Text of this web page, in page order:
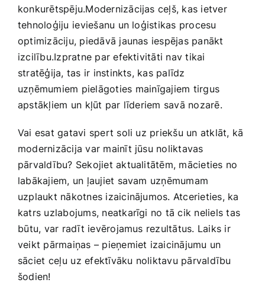
konkurētspēju.Modernizācijas ceļš, kas ietver
tehnoloģiju⁣ ieviešanu un loģistikas procesu
optimizāciju, piedāvā jaunas iespējas panākt
izcilību.Izpratne par efektivitāti nav tikai
stratēģija, tas ir instinkts, kas palīdz
uzņēmumiem pielāgoties⁤ mainīgajiem tirgus
apstākļiem un ⁤kļūt par līderiem savā nozarē.
Vai esat gatavi spert soli uz priekšu un atklāt, kā⁢
modernizācija var mainīt jūsu noliktavas
pārvaldību? ‍Sekojiet aktualitātēm, mācieties no
labākajiem, un ļaujiet savam uzņēmumam
uzplaukt nākotnes izaicinājumos. Atcerieties, ka
katrs uzlabojums, neatkarīgi no tā cik neliels tas
⁢būtu, var radīt ievērojamus rezultātus. Laiks ir
veikt pārmaiņas – pieņemiet‍ izaicinājumu un
sāciet ⁣ceļu ⁣uz efektīvāku noliktavu pārvaldību
šodien!